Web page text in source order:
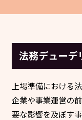
法務デューデ
上場準備における
企業や事業運営の
要な影響を及ぼす